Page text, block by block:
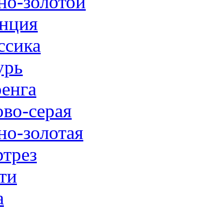
серая
золотая